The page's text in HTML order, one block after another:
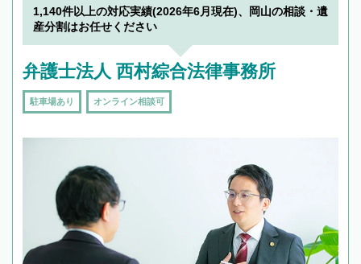
1,140件以上の対応実績(2026年6月現在)、岡山の相談・遺
産分割はお任せください
弁護士法人 西村綜合法律事務所
駐車場あり オンライン相談可